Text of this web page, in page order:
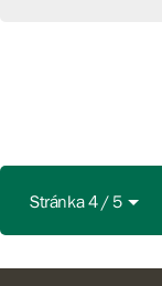
Stránka 4 / 5